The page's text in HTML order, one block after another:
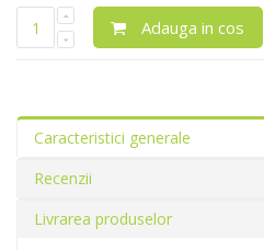
Adauga in cos
Caracteristici generale
Recenzii
Livrarea produselor